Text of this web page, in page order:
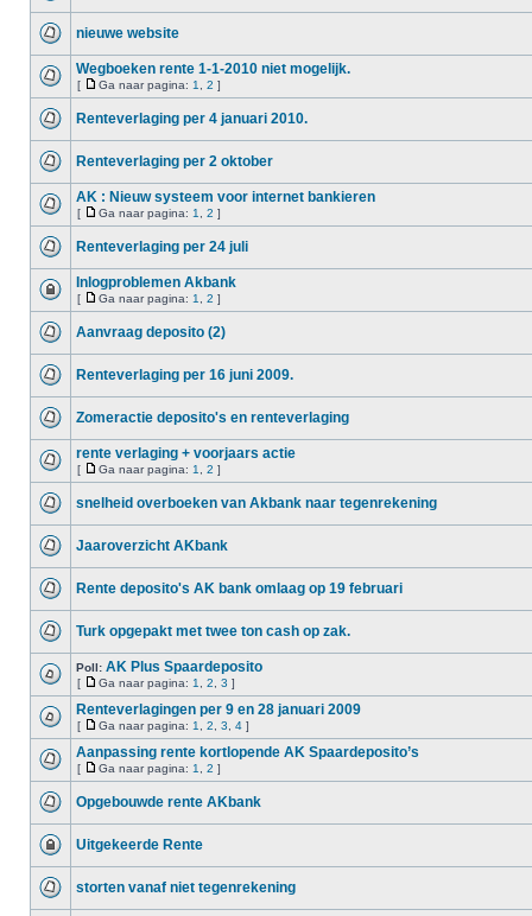
nieuwe website
Wegboeken rente 1-1-2010 niet mogelijk.
[ Ga naar pagina: 1 2 ]
Renteverlaging per 4 januari 2010.
Renteverlaging per 2 oktober
AK : Nieuw systeem voor internet bankieren
[ Ga naar pagina: 1 2 ]
Renteverlaging per 24 juli
Inlogproblemen Akbank
[ Ga naar pagina: 1 2 ]
Aanvraag deposito (2)
Renteverlaging per 16 juni 2009.
Zomeractie deposito's en renteverlaging
rente verlaging + voorjaars actie
[ Ga naar pagina: 1 2 ]
snelheid overboeken van Akbank naar tegenrekening
Jaaroverzicht AKbank
Rente deposito's AK bank omlaag op 19 februari
Turk opgepakt met twee ton cash op zak.
Poll: AK Plus Spaardeposito
[ Ga naar pagina: 1 2 3 ]
Renteverlagingen per 9 en 28 januari 2009
[ Ga naar pagina: 1 2 3 4 ]
Aanpassing rente kortlopende AK Spaardeposito’s
[ Ga naar pagina: 1 2 ]
Opgebouwde rente AKbank
Uitgekeerde Rente
storten vanaf niet tegenrekening